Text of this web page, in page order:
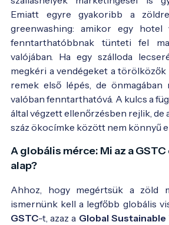
Emiatt egyre gyakoribb a
greenwashing: amikor egy hotel
fenntarthatóbbnak tünteti fel
valójában. Ha egy szálloda
megkéri a vendégeket a törölközők
remek első lépés, de
valóban fenntarthatóvá. A kulcs a
által végzett ellenőrzésben rejlik, de
száz ökocímke között nem könnyű
A globális mérce: Mi az a
alap?
https://travindy.com/
re-brands-the-global-
standards/
Ahhoz, hogy megértsük a zöld
ismernünk kell a legfőbb globális
GSTC-t, azaz a Global